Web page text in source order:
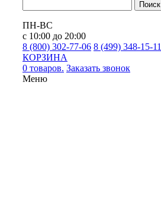
Поиск
ПН-ВС
с 10:00 до 20:00
8 (800) 302-77-06 8 (499) 348-15-11
КОРЗИНА
0 товаров. Заказать звонок
Меню